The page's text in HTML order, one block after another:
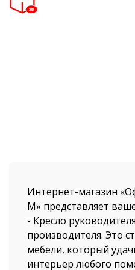
Интернет-магазин
М» представляет
- Кресло
производителя. Это
мебели, который
интерьер любого